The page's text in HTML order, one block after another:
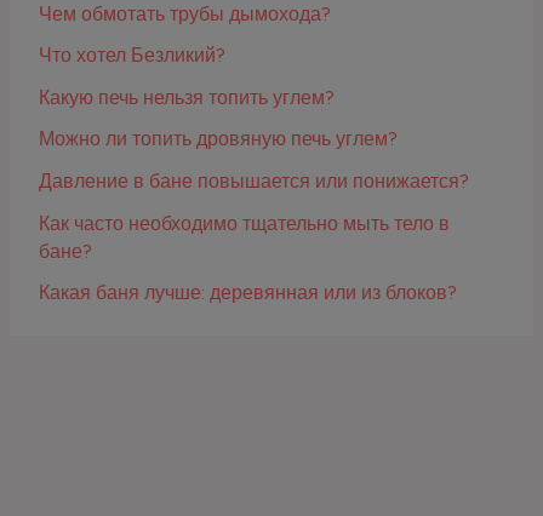
Чем обмотать трубы дымохода?
Что хотел Безликий?
Какую печь нельзя топить углем?
Можно ли топить дровяную печь углем?
Давление в бане повышается или понижается?
Как часто необходимо тщательно мыть тело в
бане?
Какая баня лучше: деревянная или из блоков?